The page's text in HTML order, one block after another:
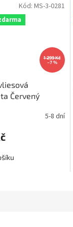
1 299 Kč
–7 %
Červený
MS-3-0281
5-8 dní
Kód: MS-3-0281